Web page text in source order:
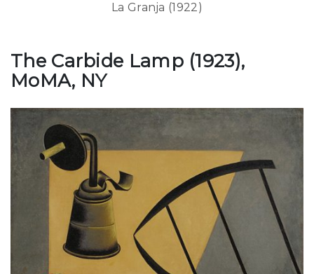
La Granja (1922)
The Carbide Lamp (1923),
MoMA, NY